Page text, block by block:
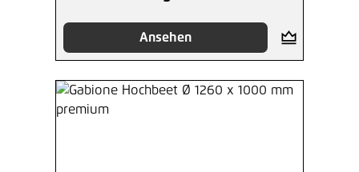
Ansehen